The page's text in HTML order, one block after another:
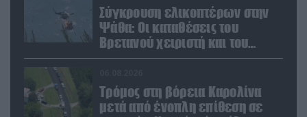
Σύγκρουση ελικοπτέρων στην
Ψάθα: Οι καταθέσεις του
Βρετανού χειριστή και του
Έλληνα πιλότου από το δεύτερο
Τρόμος στη βόρεια Καρολίνα
μετά από ένοπλη επίθεση σε